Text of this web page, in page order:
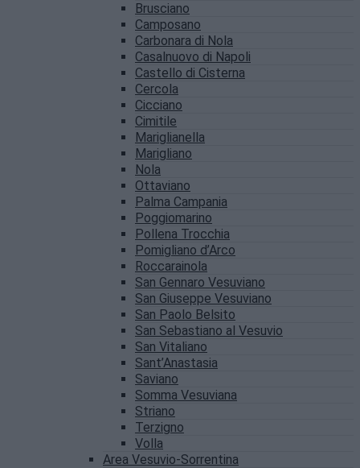
Brusciano
Camposano
Carbonara di Nola
Casalnuovo di Napoli
Castello di Cisterna
Cercola
Cicciano
Cimitile
Mariglianella
Marigliano
Nola
Ottaviano
Palma Campania
Poggiomarino
Pollena Trocchia
Pomigliano d’Arco
Roccarainola
San Gennaro Vesuviano
San Giuseppe Vesuviano
San Paolo Belsito
San Sebastiano al Vesuvio
San Vitaliano
Sant’Anastasia
Saviano
Somma Vesuviana
Striano
Terzigno
Volla
Area Vesuvio-Sorrentina